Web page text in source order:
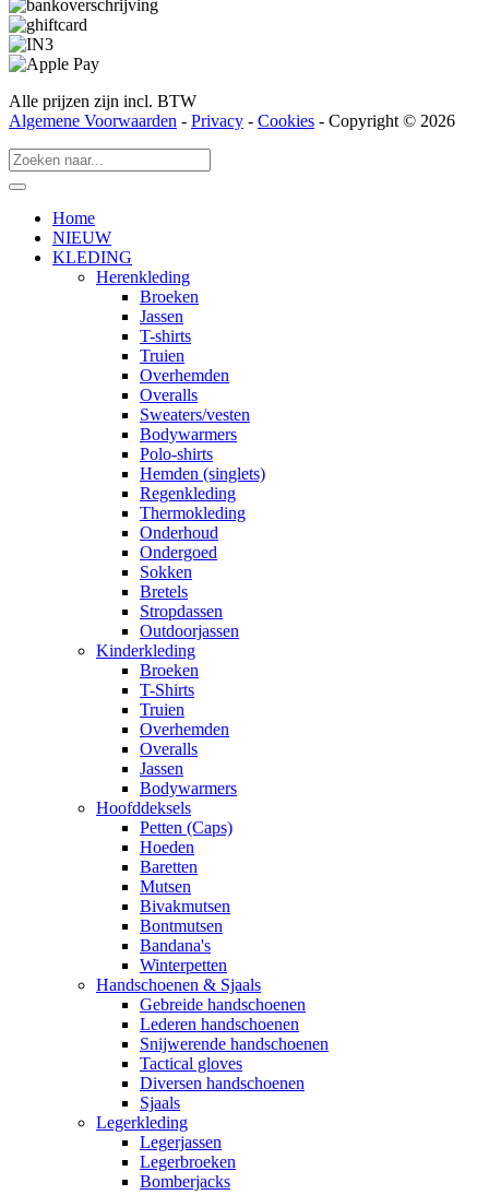
Alle prijzen zijn incl. BTW
Algemene Voorwaarden - Privacy - Cookies - Copyright © 2026
Home
NIEUW
KLEDING
Herenkleding
Broeken
Jassen
T-shirts
Truien
Overhemden
Overalls
Sweaters/vesten
Bodywarmers
Polo-shirts
Hemden (singlets)
Regenkleding
Thermokleding
Onderhoud
Ondergoed
Sokken
Bretels
Stropdassen
Outdoorjassen
Kinderkleding
Broeken
T-Shirts
Truien
Overhemden
Overalls
Jassen
Bodywarmers
Hoofddeksels
Petten (Caps)
Hoeden
Baretten
Mutsen
Bivakmutsen
Bontmutsen
Bandana's
Winterpetten
Handschoenen & Sjaals
Gebreide handschoenen
Lederen handschoenen
Snijwerende handschoenen
Tactical gloves
Diversen handschoenen
Sjaals
Legerkleding
Legerjassen
Legerbroeken
Bomberjacks